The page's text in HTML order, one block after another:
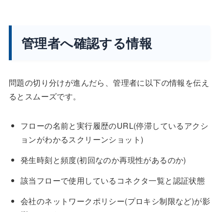
管理者へ確認する情報
問題の切り分けが進んだら、管理者に以下の情報を伝え
るとスムーズです。
フローの名前と実行履歴のURL(停滞しているアクシ
ョンがわかるスクリーンショット)
発生時刻と頻度(初回なのか再現性があるのか)
該当フローで使用しているコネクタ一覧と認証状態
会社のネットワークポリシー(プロキシ制限など)が影